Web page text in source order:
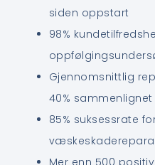
siden oppstart
98%
Gjennomsnittlig
40%
85% suksessrate